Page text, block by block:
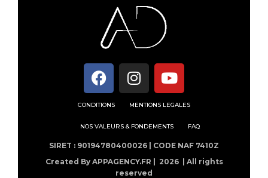
CONDITIONS MENTIONS LEGALES
NOS VALEURS & FONDEMENTS FAQ
SIRET : 90194780400026 | CODE NAF 7410Z
Created By APPAGENCY.FR | 2026 | All rights
reserved